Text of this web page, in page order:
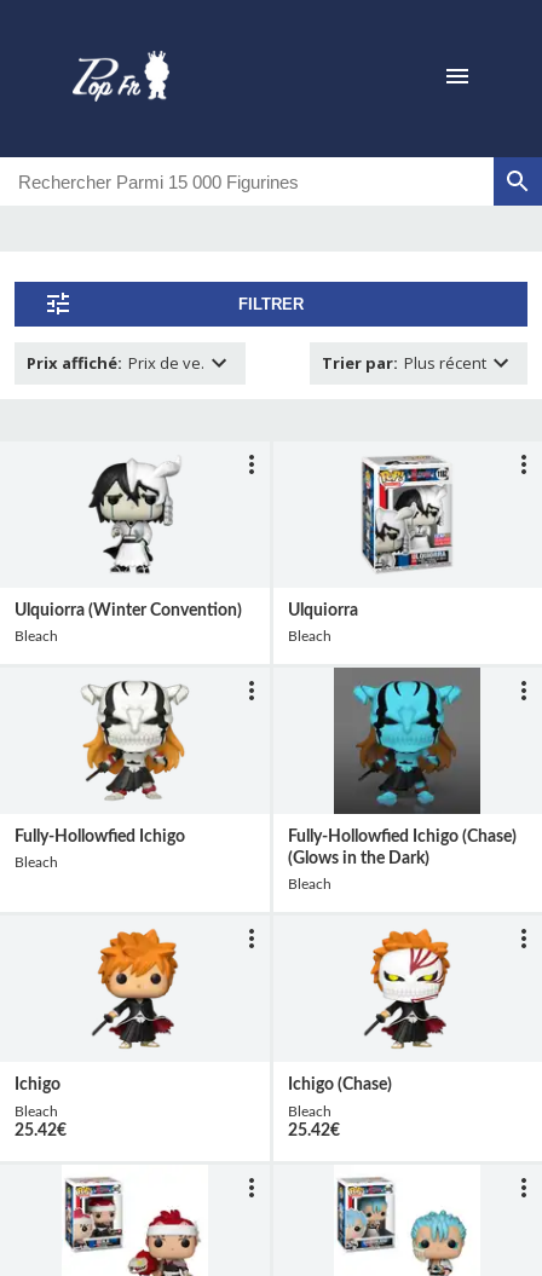
FILTRER
Prix affiché: Prix de ve. Trier par: Plus récent
Ulquiorra (Winter Convention)
Bleach
Ulquiorra
Bleach
Fully-Hollowfied Ichigo
Bleach
Fully-Hollowfied Ichigo (Chase)
(Glows in the Dark)
Bleach
Ichigo
Bleach
25.42€
Ichigo (Chase)
Bleach
25.42€